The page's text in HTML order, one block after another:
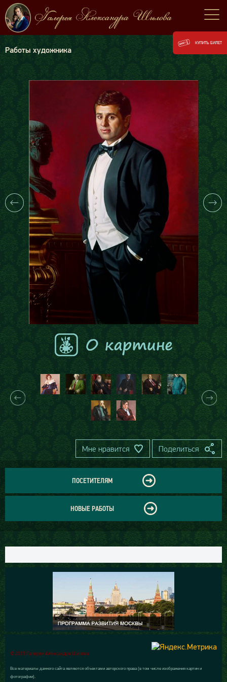
Работы художника
Мне нравится Поделиться
ПОСЕТИТЕЛЯМ
НОВЫЕ РАБОТЫ
© 2015 Галерея Александра Шилова
Все материалы данного сайта являются объектами авторского права (в том числе изображения картин и
фотографии).
КУПИТЬ БИЛЕТ